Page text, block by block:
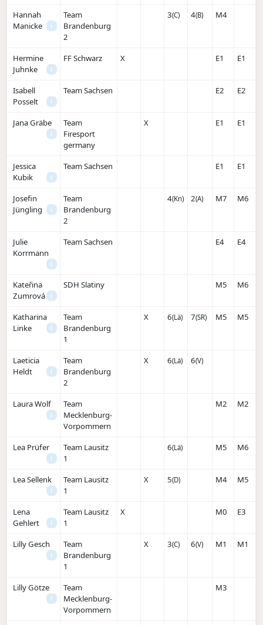
Hannah
Manicke
i
Team
Brandenburg
2
3(C) 4(B) M4
Hermine
Juhnke
i
FF Schwarz X E1 E1
Isabell
Posselt
i
Team Sachsen E2 E2
Jana Gräbe
i
Team
Firesport
germany
X E1 E1
Jessica
Kubik
i
Team Sachsen E1 E1
Josefin
Jüngling
i
Team
Brandenburg
2
4(Kn) 2(A) M7 M6
Julie
Korrmann
i
Team Sachsen E4 E4
Kateřina
Zumrová
i
SDH Slatiny M5 M6
Katharina
Linke
i
Team
Brandenburg
1
X 6(Lä) 7(SR) M5 M5
Laeticia
Heldt
i
Team
Brandenburg
2
X 6(Lä) 6(V)
Laura Wolf
i
Team
Mecklenburg-
Vorpommern
M2 M2
Lea Prüfer
i
Team Lausitz
1
6(Lä) M5 M6
Lea Sellenk
i
Team Lausitz
1
X 5(D) M4 M5
Lena
Gehlert
i
Team Lausitz
1
X M0 E3
Lilly Gesch
i
Team
Brandenburg
1
X 3(C) 6(V) M1 M1
Lilly Götze
i
Team
Mecklenburg-
Vorpommern
M3